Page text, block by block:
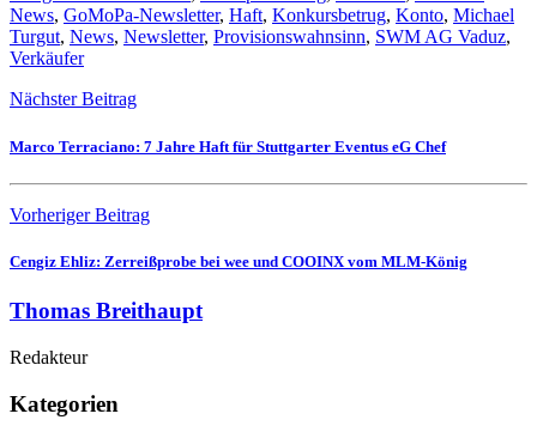
News, GoMoPa-Newsletter, Haft, Konkursbetrug, Konto, Michael
Turgut, News, Newsletter, Provisionswahnsinn, SWM AG Vaduz,
Verkäufer
Nächster Beitrag
Marco Terraciano: 7 Jahre Haft für Stuttgarter Eventus eG Chef
Vorheriger Beitrag
Cengiz Ehliz: Zerreißprobe bei wee und COOINX vom MLM-König
Thomas Breithaupt
Redakteur
Kategorien